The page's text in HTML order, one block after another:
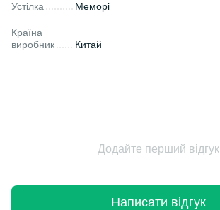
Устілка Меморі
Країна
виробник
Китай
Додайте перший відгук
Написати відгук